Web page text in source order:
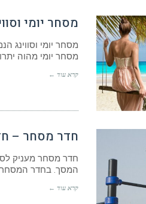
מסחר יומי
מסחר יומי וסווינג
מסחר יומי מהוה
קרא עוד ←
חדר מסחר –
חדר מסחר מעניק
המסך. בחדר המסחר
קרא עוד ←